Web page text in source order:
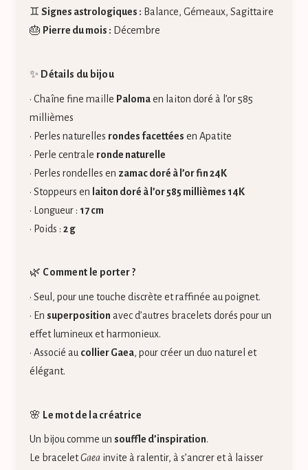
♊ Signes astrologiques : Balance, Gémeaux, Sagittaire
🎂 Pierre du mois : Décembre
✨ Détails du bijou
• Chaîne fine maille Palomaen laiton doré à l’or 585
millièmes
• Perles naturelles rondes facettées en Apatite
• Perle centrale ronde naturelle
• Perles rondelles en zamac doré à l’or fin 24K
• Stoppeurs en laiton doré à l’or 585 millièmes 14K
• Longueur : 17 cm
• Poids : 2 g
🌿 Comment le porter ?
• Seul, pour une touche discrète et raffinée au poignet.
• En superposition avec d’autres bracelets dorés pour un
effet lumineux et harmonieux.
• Associé au collier Gaea, pour créer un duo naturel et
élégant.
🌸 Le mot de la créatrice
Un bijou comme un souffle d’inspiration.
Le braceletGaeainvite à ralentir, à s’ancrer et à laisser